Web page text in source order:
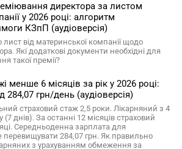
директора за листом
у 2026 році: алгоритм
КЗпП (аудіоверсія)
від материнської компанії щодо
Які додаткові документи необхідні для
такої премії?
менше 6 місяців за рік у 2026 році:
284,07 грн/день (аудіоверсія)
страховий стаж 2,5 роки. Лікарняний з 4
днів). За останні 12 місяців страховий
Середньоденна зарплата для
284,07 грн. Як правильно
з урахуванням обмеження за